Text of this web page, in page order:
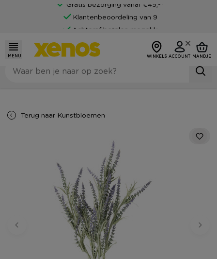
Gratis bezorging vanaf €45,-*
Klantenbeoordeling van 9
Achteraf betalen mogelijk
MENU WINKELS ACCOUNT MANDJE
Terug naar Kunstbloemen